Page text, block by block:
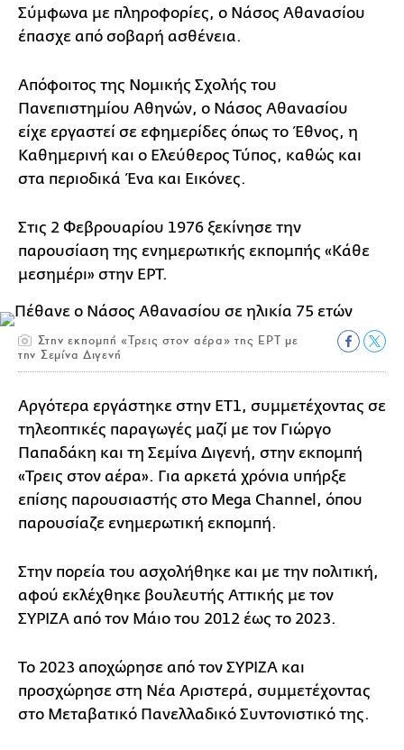
Σύμφωνα με πληροφορίες, ο Νάσος Αθανασίου
έπασχε από σοβαρή ασθένεια.
Απόφοιτος της Νομικής Σχολής του
Πανεπιστημίου Αθηνών, o Νάσος Αθανασίου
είχε εργαστεί σε εφημερίδες όπως το Έθνος, η
Καθημερινή και ο Ελεύθερος Τύπος, καθώς και
στα περιοδικά Ένα και Εικόνες.
Στις 2 Φεβρουαρίου 1976 ξεκίνησε την
παρουσίαση της ενημερωτικής εκπομπής «Κάθε
μεσημέρι» στην ΕΡΤ.
Στην εκπομπή «Τρεις στον αέρα» της ΕΡΤ με
την Σεμίνα Διγενή
Αργότερα εργάστηκε στην ΕΤ1, συμμετέχοντας σε
τηλεοπτικές παραγωγές μαζί με τον Γιώργο
Παπαδάκη και τη Σεμίνα Διγενή, στην εκπομπή
«Τρεις στον αέρα». Για αρκετά χρόνια υπήρξε
επίσης παρουσιαστής στο Mega Channel, όπου
παρουσίαζε ενημερωτική εκπομπή.
Στην πορεία του ασχολήθηκε και με την πολιτική,
αφού εκλέχθηκε βουλευτής Αττικής με τον
ΣΥΡΙΖΑ από τον Μάιο του 2012 έως το 2023.
Το 2023 αποχώρησε από τον ΣΥΡΙΖΑ και
προσχώρησε στη Νέα Αριστερά, συμμετέχοντας
στο Μεταβατικό Πανελλαδικό Συντονιστικό της.